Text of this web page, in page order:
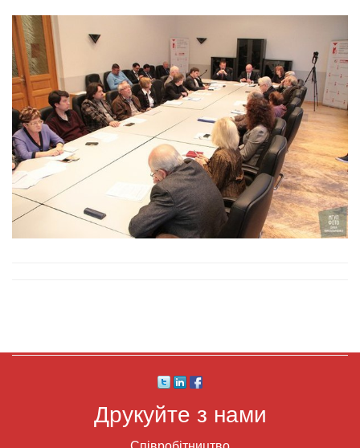
Друкуйте з нами